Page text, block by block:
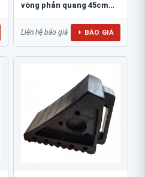
vòng phản quang 45cm
Liên hệ báo giá + BÁO GIÁ